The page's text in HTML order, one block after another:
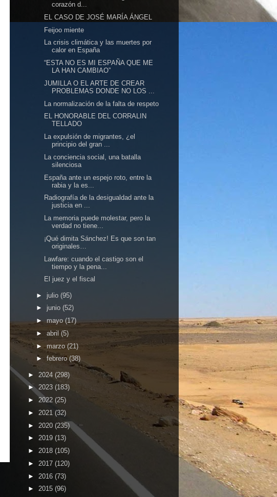
corazón d...
EL CASO DE JOSÉ MARÍA ÁNGEL
Feijoo miente
La crisis climática y las muertes por
calor en España
“ESTA NO ES MI ESPAÑA QUE ME
LA HAN CAMBIAO”
JUMILLA O EL ARTE DE CREAR
PROBLEMAS DONDE NO LOS ...
La normalización de la falta de respeto
EL HONORABLE DEL CORRALIN
TELLADO
La expulsión de migrantes, ¿el
principio del gran ...
La conciencia social, una batalla
silenciosa
España ante un espejo roto, entre la
rabia y la es...
Radiografía de la desigualdad ante la
justicia en ...
La memoria puede molestar, pero la
verdad no tiene...
¡Qué dimita Sánchez! Es que son tan
originales…
Lawfare: cuando el castigo son el
tiempo y la pena...
El juez y el fiscal
► julio (95)
► junio (52)
► mayo(17)
► abril (5)
►marzo (21)
► febrero(38)
► 2024 (298)
► 2023 (183)
► 2022 (25)
► 2021 (32)
► 2020 (235)
► 2019 (13)
► 2018 (105)
► 2017 (120)
► 2016 (73)
► 2015 (96)